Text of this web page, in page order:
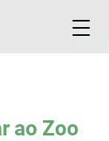
ao Zoo